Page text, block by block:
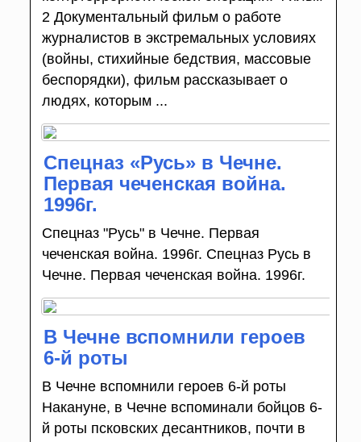
2 Документальный фильм о работе
журналистов в экстремальных условиях
(войны, стихийные бедствия, массовые
беспорядки), фильм рассказывает о
людях, которым ...
Спецназ «Русь» в Чечне.
Первая чеченская война.
1996г.
Спецназ "Русь" в Чечне. Первая
чеченская война. 1996г. Спецназ Русь в
Чечне. Первая чеченская война. 1996г.
В Чечне вспомнили героев
6-й роты
В Чечне вспомнили героев 6-й роты
Накануне, в Чечне вспоминали бойцов 6-
й роты псковских десантников, почти в